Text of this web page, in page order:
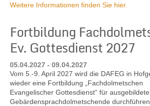
Weitere Informationen finden Sie hier.
Fortbildung
Ev. Gottesdienst 2027
05.04.2027 - 09.04.2027
Vom 5.-9. April 2027 wird die DAFEG in
wieder eine Fortbildung „Fachdolmetschen
Evangelischer Gottesdienst“ für ausgebildete
Gebärdensprachdolmetschende durchführen.